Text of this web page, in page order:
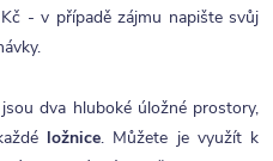
- v případě zájmu napište svůj
dva hluboké úložné prostory,
ložnice. Můžete je využít k